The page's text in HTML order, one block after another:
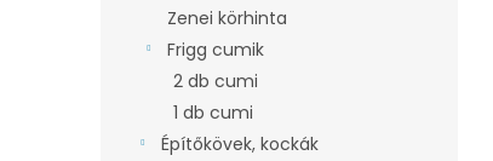
Zenei körhinta
Frigg cumik
2 db cumi
1 db cumi
Építőkövek, kockák